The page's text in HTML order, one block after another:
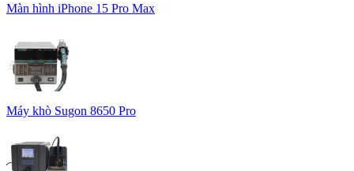
Màn hình iPhone 15 Pro Max
Máy khò Sugon 8650 Pro